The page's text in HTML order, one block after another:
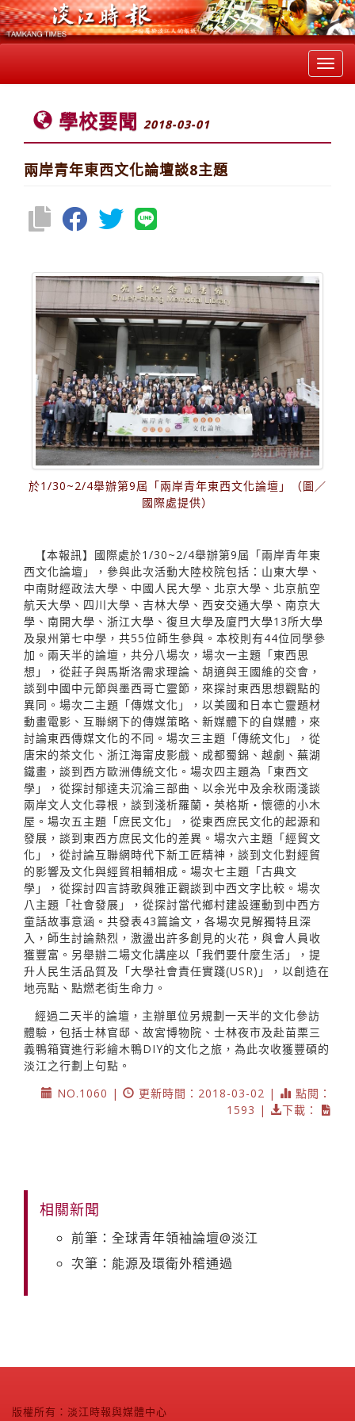
學校要聞 2018-03-01
兩岸青年東西文化論壇談8主題
於1/30~2/4舉辦第9屆「兩岸青年東西文化論壇」（圖／
國際處提供）
【本報訊】國際處於1/30~2/4舉辦第9屆「兩岸青年東
西文化論壇」，參與此次活動大陸校院包括：山東大學、
中南財經政法大學、中國人民大學、北京大學、北京航空
航天大學、四川大學、吉林大學、西安交通大學、南京大
學、南開大學、浙江大學、復旦大學及廈門大學13所大學
及泉州第七中學，共55位師生參與。本校則有44位同學參
加。兩天半的論壇，共分八場次，場次一主題「東西思
想」，從莊子與馬斯洛需求理論、胡適與王國維的交會，
談到中國中元節與墨西哥亡靈節，來探討東西思想觀點的
異同。場次二主題「傳媒文化」，以美國和日本亡靈題材
動畫電影、互聯網下的傳媒策略、新媒體下的自媒體，來
討論東西傳媒文化的不同。場次三主題「傳統文化」，從
唐宋的茶文化、浙江海甯皮影戲、成都蜀錦、越劇、蕪湖
鐵畫，談到西方歐洲傳統文化。場次四主題為「東西文
學」，從探討郁達夫沉淪三部曲、以余光中及余秋雨淺談
兩岸文人文化尋根，談到淺析羅蘭‧英格斯‧懷德的小木
屋。場次五主題「庶民文化」，從東西庶民文化的起源和
發展，談到東西方庶民文化的差異。場次六主題「經貿文
化」，從討論互聯網時代下新工匠精神，談到文化對經貿
的影響及文化與經貿相輔相成。場次七主題「古典文
學」，從探討四言詩歌與雅正觀談到中西文字比較。場次
八主題「社會發展」，從探討當代鄉村建設運動到中西方
童話故事意涵。共發表43篇論文，各場次見解獨特且深
入，師生討論熱烈，激盪出許多創見的火花，與會人員收
獲豐富。另舉辦二場文化講座以「我們要什麼生活」，提
升人民生活品質及「大學社會責任實踐(USR)」，以創造在
地亮點、點燃老街生命力。
經過二天半的論壇，主辦單位另規劃一天半的文化參訪
體驗，包括士林官邸、故宮博物院、士林夜市及赴苗栗三
義鴨箱寶進行彩繪木鴨DIY的文化之旅，為此次收獲豐碩的
淡江之行劃上句點。
NO.1060 |
更新時間：2018-03-02 |
點閱：
1593 |
下載：
相關新聞
前筆：全球青年領袖論壇@淡江
次筆：能源及環衛外稽通過
版權所有：淡江時報與媒體中心